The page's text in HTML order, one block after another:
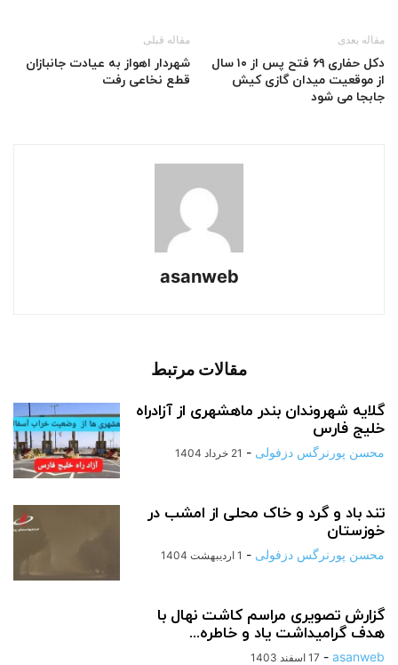
مقاله قبلی
شهردار اهواز به عیادت جانبازان
قطع نخاعی رفت
مقاله بعدی
دکل حفاری ۶۹ فتح پس از ۱۰ سال
از موقعیت میدان گازی کیش
جابجا می شود
asanweb
مقالات مرتبط
گلایه شهروندان بندر ماهشهری از آزادراه
خلیج فارس
محسن پورنرگس دزفولی - 21 خرداد 1404
تند باد و گرد و خاک محلی از امشب در
خوزستان
محسن پورنرگس دزفولی - 1 اردیبهشت 1404
گزارش تصویری مراسم کاشت نهال با
هدف گرامیداشت یاد و خاطره...
asanweb
- 17 اسفند 1403